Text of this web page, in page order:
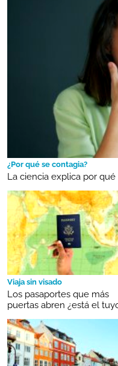
¿Por qué se contagia?
La ciencia explica por
Viaja sin visado
Los pasaportes que más
puertas abren ¿está el